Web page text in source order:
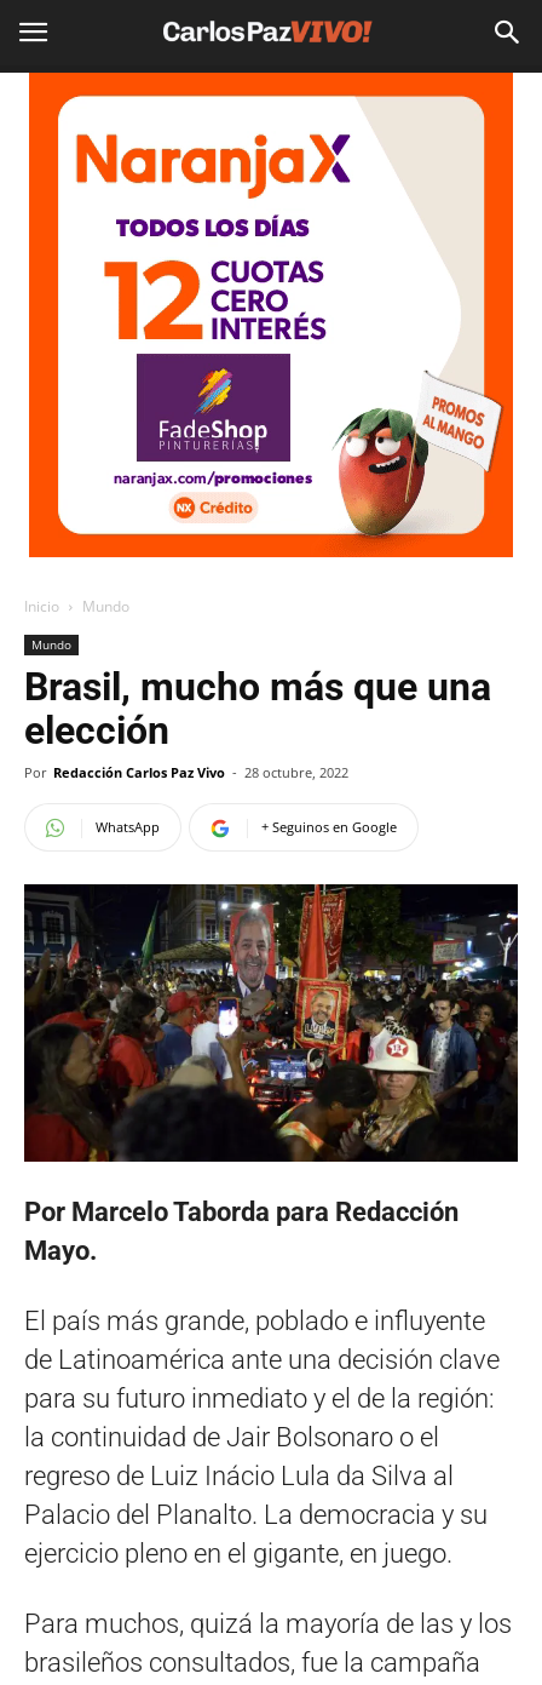
Inicio Mundo
Mundo
Brasil, mucho más que una
elección
Por Redacción Carlos Paz Vivo - 28 octubre, 2022
WhatsApp + Seguinos en Google
Por Marcelo Taborda para Redacción
Mayo.
El país más grande, poblado e influyente
de Latinoamérica ante una decisión clave
para su futuro inmediato y el de la región:
la continuidad de Jair Bolsonaro o el
regreso de Luiz Inácio Lula da Silva al
Palacio del Planalto. La democracia y su
ejercicio pleno en el gigante, en juego.
Para muchos, quizá la mayoría de las y los
brasileños consultados, fue la campaña